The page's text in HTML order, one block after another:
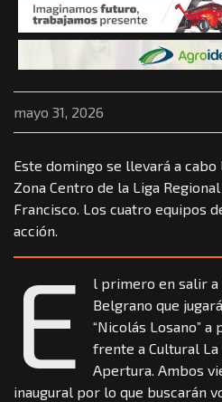
mayo 31, 2026
Este domingo se llevará a cabo
Zona Centro de la Liga
Francisco. Los cuatro equipos
acción.
E
l primero en salir a
Belgrano que
“Nicolás Losano”
frente a Cultural
Apertura. Ambos
inaugural por lo que buscarán